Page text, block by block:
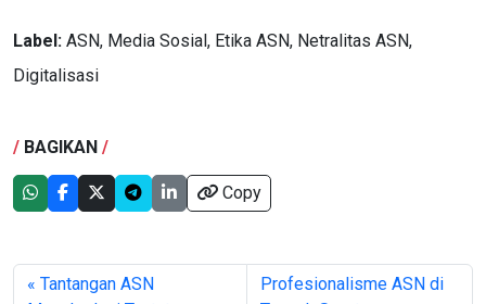
Label: ASN, Media Sosial, Etika ASN, Netralitas ASN,
Digitalisasi
/ BAGIKAN /
Copy
« Tantangan ASN
Profesionalisme ASN di